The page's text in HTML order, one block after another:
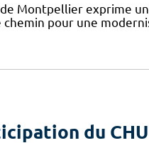
de Montpellier exprime
pour une
du CHU